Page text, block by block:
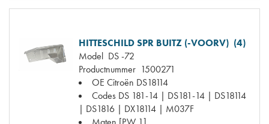
HITTESCHILD SPR BUITZ (-VOORV) (4)
Model DS -72
Productnummer 1500271
OE Citroën DS18114
Codes DS 181-14 | DS181-14 | DS18114
| DS1816 | DX18114 | M037F